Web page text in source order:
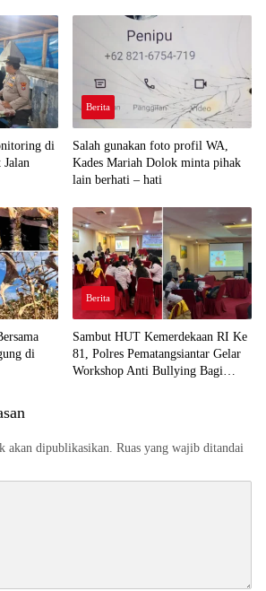
di
Berita
Salah gunakan foto profil WA,
Kades Mariah Dolok minta pihak
lain berhati – hati
di
Berita
Sambut HUT Kemerdekaan RI Ke
81, Polres Pematangsiantar Gelar
Workshop Anti Bullying Bagi
akan dipublikasikan. Ruas yang wajib ditandai